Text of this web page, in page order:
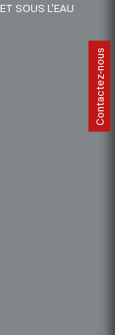
SOUS L'EAU
Contactez-nous